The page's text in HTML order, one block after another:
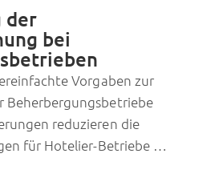
der
bei
Vorgaben zur
Beherbergungsbetriebe
reduzieren die
für Hotelier-Betriebe …